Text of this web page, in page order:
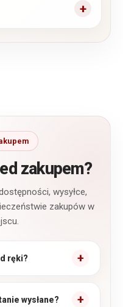
zakupem?
wysyłce,
zakupów w
ręki?
wysłane?